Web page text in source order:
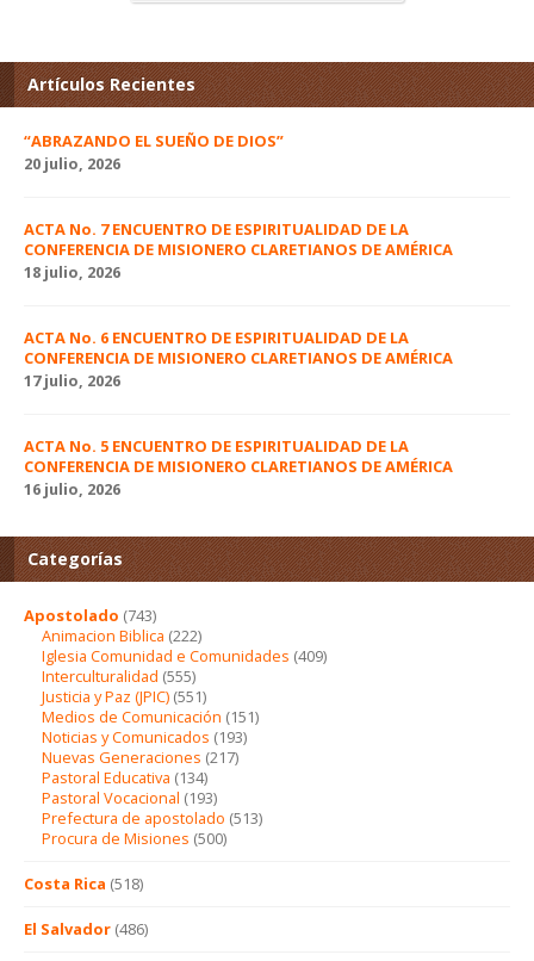
Artículos Recientes
“ABRAZANDO EL SUEÑO DE DIOS”
20 julio, 2026
ACTA No. 7 ENCUENTRO DE ESPIRITUALIDAD DE LA
CONFERENCIA DE MISIONERO CLARETIANOS DE AMÉRICA
18 julio, 2026
ACTA No. 6 ENCUENTRO DE ESPIRITUALIDAD DE LA
CONFERENCIA DE MISIONERO CLARETIANOS DE AMÉRICA
17 julio, 2026
ACTA No. 5 ENCUENTRO DE ESPIRITUALIDAD DE LA
CONFERENCIA DE MISIONERO CLARETIANOS DE AMÉRICA
16 julio, 2026
Categorías
Apostolado (743)
Animacion Biblica (222)
Iglesia Comunidad e Comunidades (409)
Interculturalidad (555)
Justicia y Paz (JPIC) (551)
Medios de Comunicación (151)
Noticias y Comunicados (193)
Nuevas Generaciones (217)
Pastoral Educativa (134)
Pastoral Vocacional (193)
Prefectura de apostolado (513)
Procura de Misiones (500)
Costa Rica (518)
El Salvador (486)